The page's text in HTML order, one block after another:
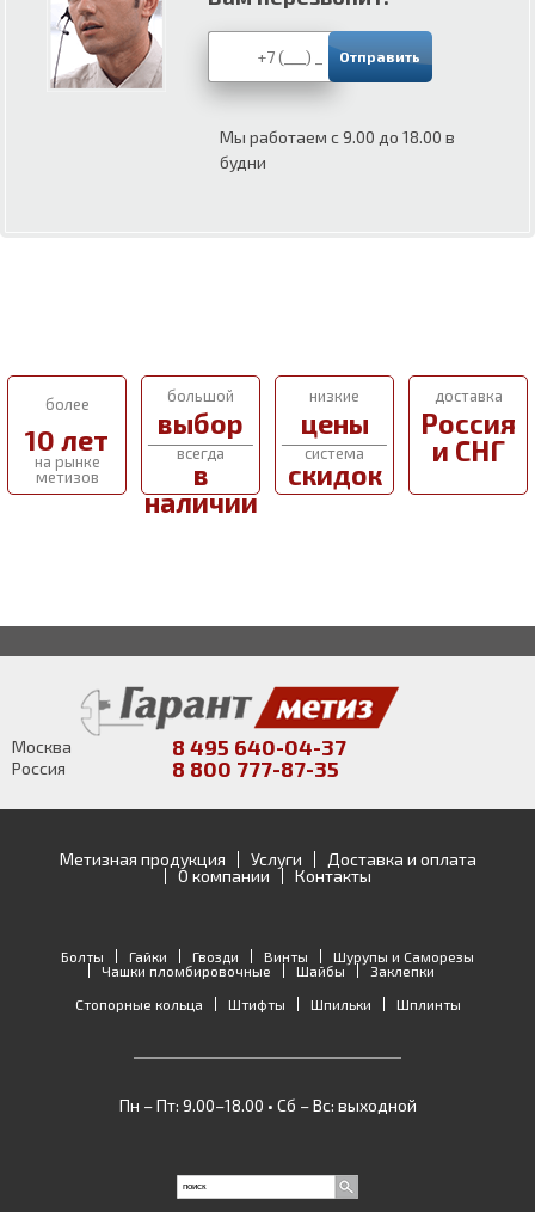
Мы работаем с 9.00 до 18.00 в
будни
более
10 лет
на рынке
метизов
большой
выбор
всегда
в
наличии
низкие
цены
система
скидок
доставка
Россия
и СНГ
Москва 8 495 640-04-37
Россия 8 800 777-87-35
Метизная продукция Услуги
Доставка и оплата
О компании
Контакты
Болты Гайки Гвозди Винты
Шурупы и Саморезы
Чашки пломбировочные
Шайбы
Заклепки
Стопорные кольца
Штифты Шпильки Шплинты
Пн – Пт: 9.00–18.00 • Сб – Вс: выходной